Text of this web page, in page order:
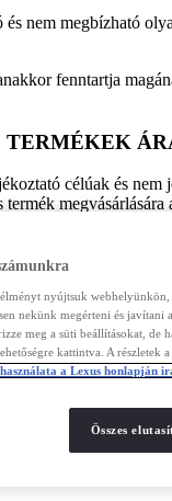
nem megbízható
fenntartja
TERMÉKEK
célúak és
került mérése, a
valamint
kibocsátási
Lexus weboldal
információ
k jelennek meg. A
nyújtsuk
nekünk megérteni és javítani
meg a süti beállításokat, de
kattintva. A részletek
a Lexus honlapján
Összes